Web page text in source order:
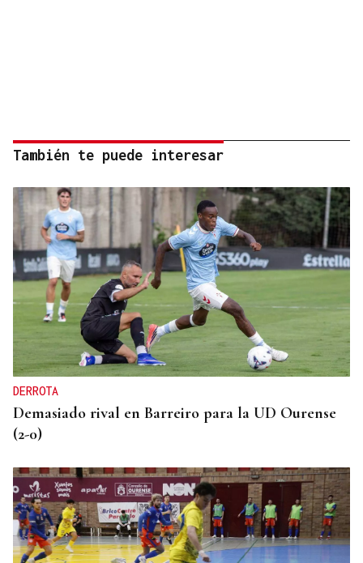
También te puede interesar
DERROTA
Demasiado rival en Barreiro para la UD Ourense
(2-0)